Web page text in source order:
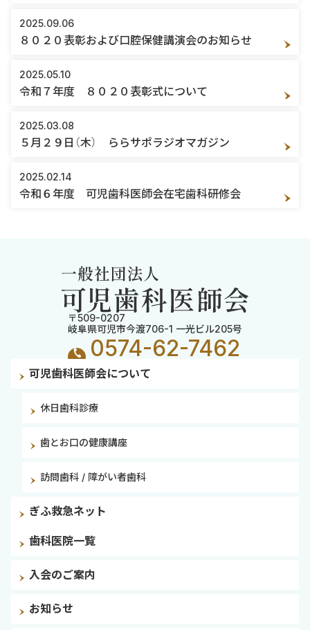
2025.09.06
８０２０表彰および口腔保健講演会のお知らせ
2025.05.10
令和７年度 ８０２０表彰式について
2025.03.08
５月２９日（木） ららサポラジオマガジン
2025.02.14
令和６年度 可児歯科医師会在宅歯科研修会
〒509-0207
岐阜県可児市今渡706-1 一光ビル205号
0574-62-7462
可児歯科医師会について
休日歯科診療
歯とお口の健康講座
訪問歯科 / 障がい者歯科
ぎふ救急ネット
歯科医院一覧
入会のご案内
お知らせ